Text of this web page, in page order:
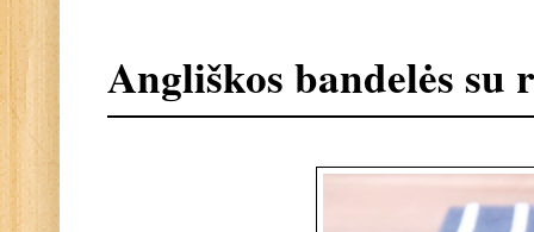
Angliškos bandelės su